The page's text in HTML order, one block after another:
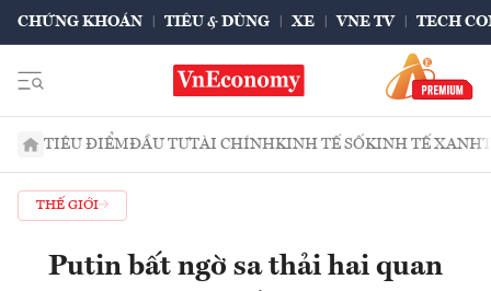
CHỨNG KHOÁN TIÊU & DÙNG XE VNE TV TECH
TIÊU ĐIỂMĐẦU TƯTÀI CHÍNHKINH TẾ SỐKINH TẾ XANH
THẾ GIỚI
Putin bất ngờ sa thải hai quan